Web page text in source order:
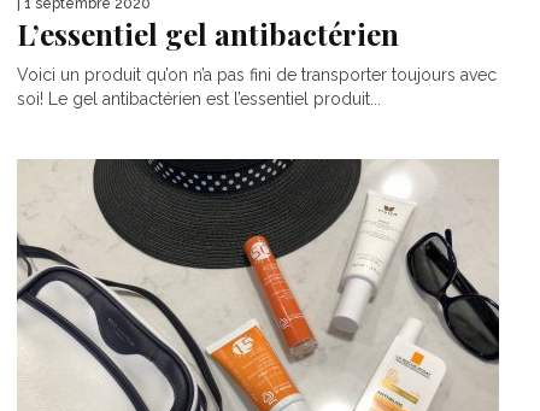
| 1 septembre 2020
L’essentiel gel antibactérien
Voici un produit qu’on n’a pas fini de transporter toujours avec
soi! Le gel antibactérien est l’essentiel produit...